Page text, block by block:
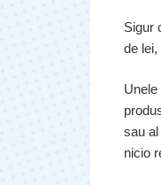
Sigur
de
sau
nicio